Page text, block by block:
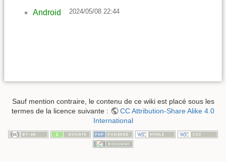
Android 2024/05/08 22:44
Sauf mention contraire, le contenu de ce wiki est placé sous les
termes de la licence suivante :
CC Attribution-Share Alike 4.0
International